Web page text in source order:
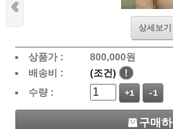
상세보기
상품가 : 800,000원
배송비 :
(조건)
!
수량 :
+1 -1
구매하